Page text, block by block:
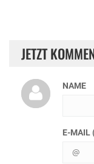
JETZT
NAME
E-MAIL